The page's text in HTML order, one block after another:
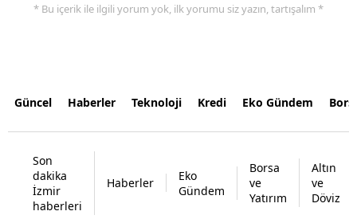
* Bu içerik ile ilgili yorum yok, ilk yorumu siz yazın, tartışalım *
Güncel Haberler Teknoloji Kredi Eko Gündem
Son
dakika
İzmir
haberleri
Haberler
Eko
Gündem
Borsa
ve
Yatırım
Altın
ve
Döviz